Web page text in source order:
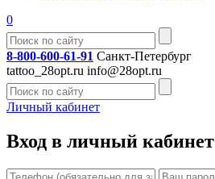
0
8-800-600-61-91 Санкт-Петербург
tattoo_28opt.ru info@28opt.ru
Личный кабинет
Вход в личный кабинет